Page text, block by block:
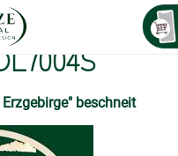
beschneit